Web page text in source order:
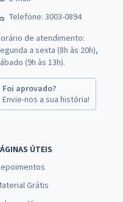
Telefone: 3003-0894
de atendimento:
a sexta (8h às 20h),
(9h às 13h).
Foi aprovado?
Envie-nos a sua história!
ÚTEIS
Grátis